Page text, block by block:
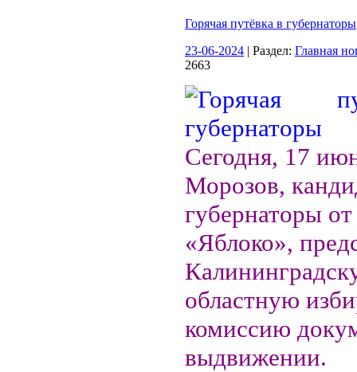
Горячая путёвка в губернаторы
23-06-2024 | Раздел: Главная
2663
Сегодня, 17
Морозов,
губернаторы
«Яблоко»,
областную
комиссию
выдвижении.